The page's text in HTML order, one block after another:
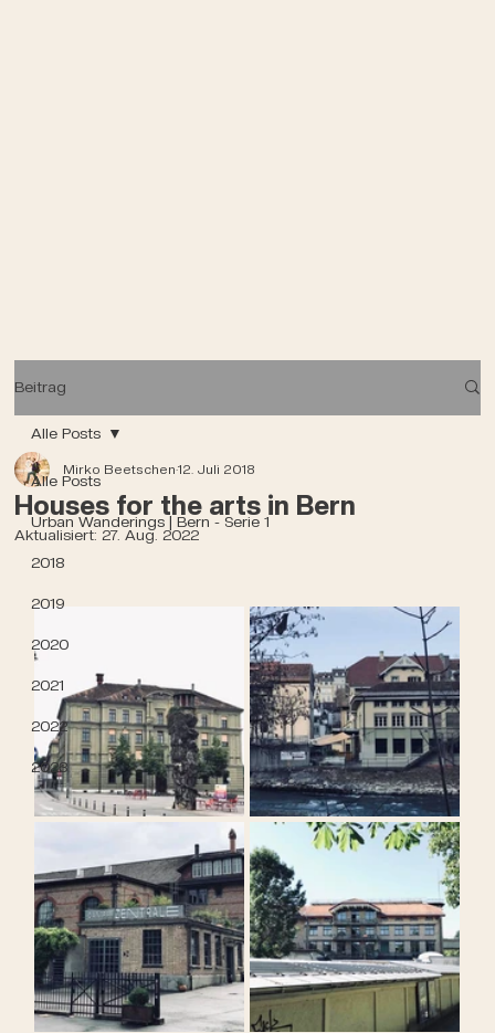
Beitrag
Alle Posts
Urban Wanderings | Bern - Serie 1
2018
2019
2020
2021
2022
2023
Alle Posts
Houses for the arts in Bern
Mirko Beetschen12. Juli 2018
Aktualisiert: 27. Aug. 2022